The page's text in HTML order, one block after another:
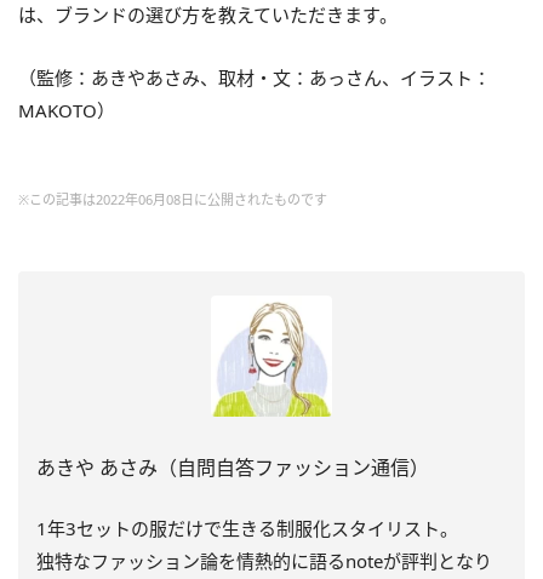
は、ブランドの選び方を教えていただきます。
（監修：あきやあさみ、取材・文：あっさん、 イラスト：
MAKOTO）
※この記事は2022年06月08日に公開されたものです
あきや あさみ（自問自答ファッション通信）
1年3セットの服だけで生きる制服化スタイリスト。
独特なファッション論を情熱的に語るnoteが評判となり